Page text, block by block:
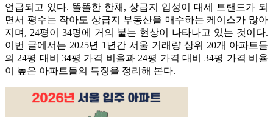
언급되고 있다. 똘똘한 한채, 상급지 입성이 대세 트랜드가 되
면서 평수는 작아도 상급지 부동산을 매수하는 케이스가 많아
지며, 24평이 34평에 거의 붙는 현상이 나타나고 있는 것이다.
이번 글에서는 2025년 1년간 서울 거래량 상위 20개 아파트들
의 24평 대비 34평 가격 비율과 24평 가격 대비 34평 가격 비율
이 높은 아파트들의 특징을 정리해 본다.